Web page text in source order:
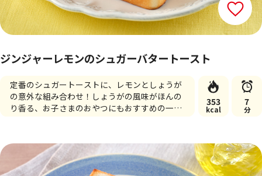
ジンジャーレモンのシュガーバタートースト
定番のシュガートーストに、レモンとしょうが
の意外な組み合わせ！しょうがの風味がほんの
り香る、お子さまのおやつにもおすすめの一品
353
kcal
7
分